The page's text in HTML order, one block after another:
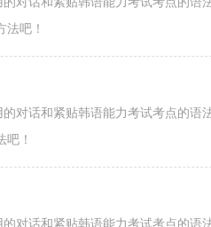
吧！
对话和紧贴韩语能力考试考点的
！
对话和紧贴韩语能力考试考点的